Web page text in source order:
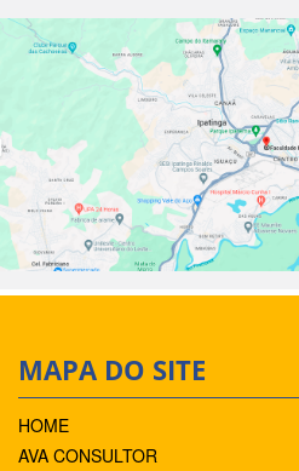
MAPA DO SITE
HOME
AVA CONSULTOR